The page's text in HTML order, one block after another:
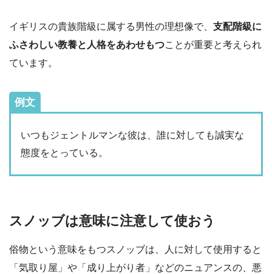
イギリスの貴族階級に属する男性の理想像で、 支配階級に
ふさわしい教養と人格をあわせもつことが重要と考えられ
ています。
例文
いつもジェントルマンな彼は、誰に対しても誠実な
態度をとっている。
スノッブは意味に注意して使おう
俗物という意味をもつスノッブは、人に対して使用すると
「気取り屋」や「成り上がり者」などのニュアンスの、悪